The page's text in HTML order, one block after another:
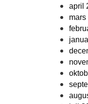
april
mars